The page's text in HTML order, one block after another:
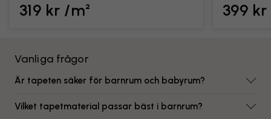
319 kr /m² 399
Vanliga frågor
Är tapeten säker för barnrum och babyrum?
Vilket tapetmaterial passar bäst i barnrum?